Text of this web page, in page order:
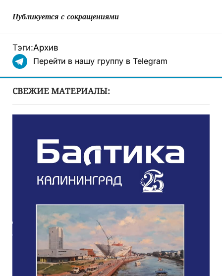
Публикуется с сокращениями
Тэги:Архив
Перейти в нашу группу в Telegram
СВЕЖИЕ МАТЕРИАЛЫ: